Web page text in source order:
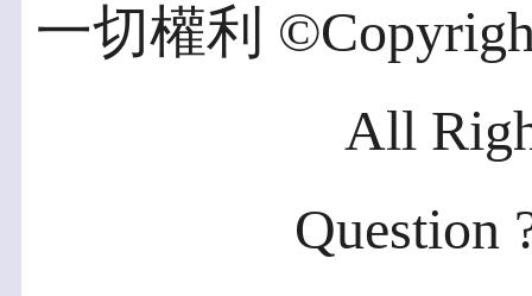
一切權利
All
Question